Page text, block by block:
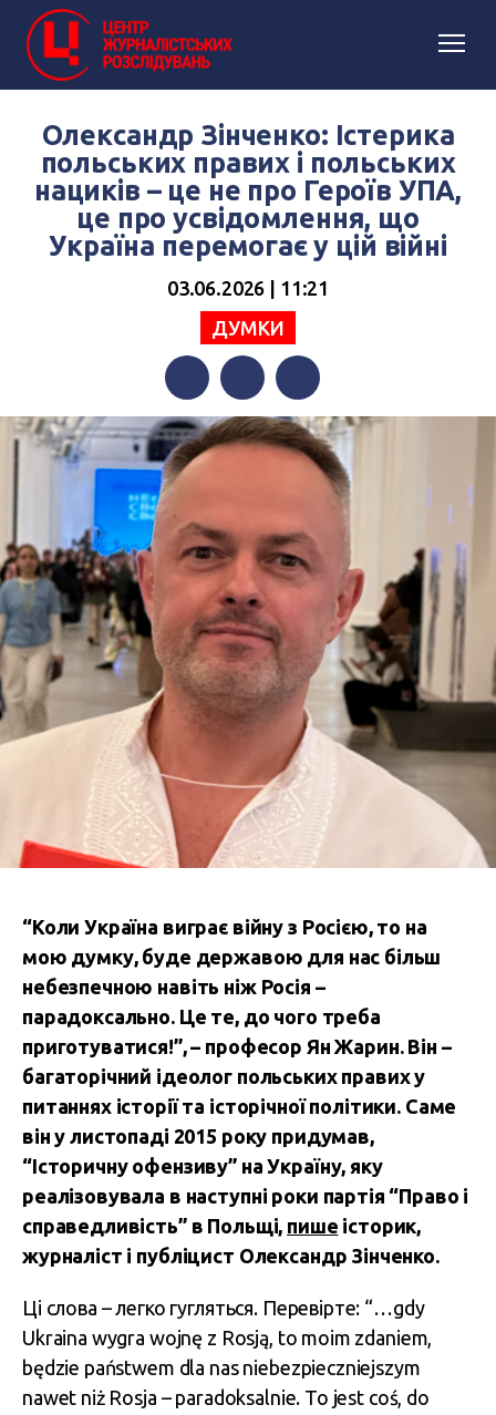
Олександр Зінченко: Істерика
польських правих і польських
нациків – це не про Героїв УПА,
це про усвідомлення, що
Україна перемогає у цій війні
03.06.2026 | 11:21
ДУМКИ
FacebookTwitterTelegram
“Коли Україна виграє війну з Росією, то на
мою думку, буде державою для нас більш
небезпечною навіть ніж Росія –
парадоксально. Це те, до чого треба
приготуватися!”, – професор Ян Жарин. Він –
багаторічний ідеолог польських правих у
питаннях історії та історічної політики. Саме
він у листопаді 2015 року придумав,
“Історичну офензиву” на Україну, яку
реалізовувала в наступні роки партія “Право і
справедливість” в Польщі, пише історик,
журналіст і публіцист Олександр Зінченко.
Ці слова – легко гугляться. Перевірте: “…gdy
Ukraina wygra wojnę z Rosją, to moim zdaniem,
będzie państwem dla nas niebezpieczniejszym
nawet niż Rosja – paradoksalnie. To jest coś, do